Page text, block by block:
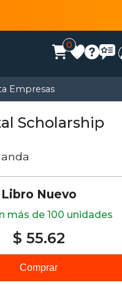
0
Empresas
Scholarship
Libro Nuevo
más de 100 unidades
$ 55.62
Comprar